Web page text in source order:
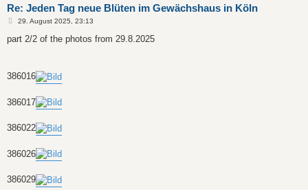
Re: Jeden Tag neue Blüten im Gewächshaus in Köln
B
i
29. August 2025, 23:13
part 2/2 of the photos from 29.8.2025
386016
386017
386022
386026
386029